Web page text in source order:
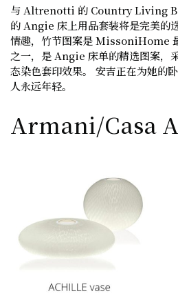
与 Altrenotti 的 Country Living
的 Angie 床上用品套装将是完美的
情趣，竹节图案是 MissoniHome
之一，是 Angie 床单的精选图案，
态染色套印效果。 安吉正在为她的
人永远年轻。
Armani/Casa